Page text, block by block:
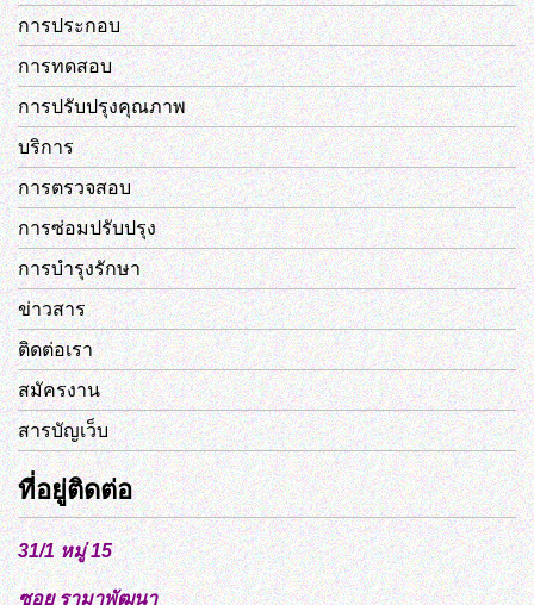
การประกอบ
การทดสอบ
การปรับปรุงคุณภาพ
บริการ
การตรวจสอบ
การซ่อมปรับปรุง
การบำรุงรักษา
ข่าวสาร
ติดต่อเรา
สมัครงาน
สารบัญเว็บ
ที่อยู่ติดต่อ
31/1 หมู่ 15
ซอย รามาพัฒนา